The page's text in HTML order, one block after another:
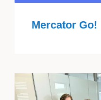
Mercator Go!